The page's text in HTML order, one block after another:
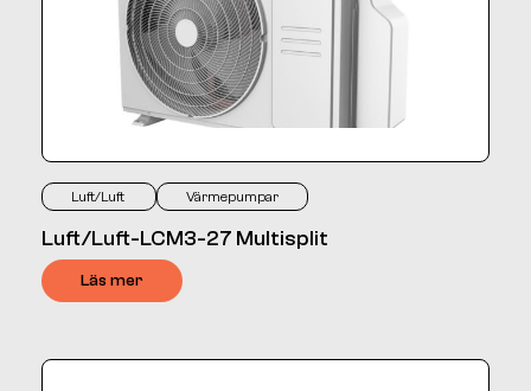
Luft/Luft Värmepumpar
Luft/Luft-LCM3-27 Multisplit
Läs mer